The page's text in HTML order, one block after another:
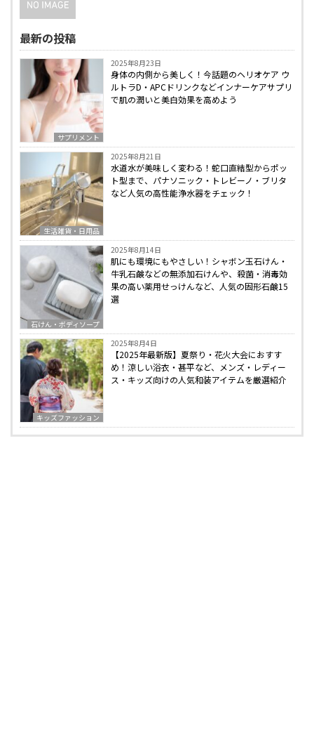
最新の投稿
サプリメント
2025年8月23日
身体の内側から美しく！今話題のヘリオケア ウ
ルトラD・APCドリンクなどインナーケアサプリ
で肌の潤いと美白効果を高めよう
生活雑貨・日用品
2025年8月21日
水道水が美味しく変わる！蛇口直結型からポッ
ト型まで、パナソニック・トレビーノ・ブリタ
など人気の高性能浄水器をチェック！
石けん・ボディソープ
2025年8月14日
肌にも環境にもやさしい！シャボン玉石けん・
牛乳石鹸などの無添加石けんや、殺菌・消毒効
果の高い薬用せっけんなど、人気の固形石鹸15
選
キッズファッション
2025年8月4日
【2025年最新版】夏祭り・花火大会におすす
め！涼しい浴衣・甚平など、メンズ・レディー
ス・キッズ向けの人気和装アイテムを厳選紹介